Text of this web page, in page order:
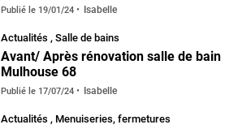
Publié le 19/01/24 Isabelle
Actualités , Salle de bains
Avant/ Après rénovation salle de bain
Mulhouse 68
Publié le 17/07/24 Isabelle
Actualités , Menuiseries, fermetures